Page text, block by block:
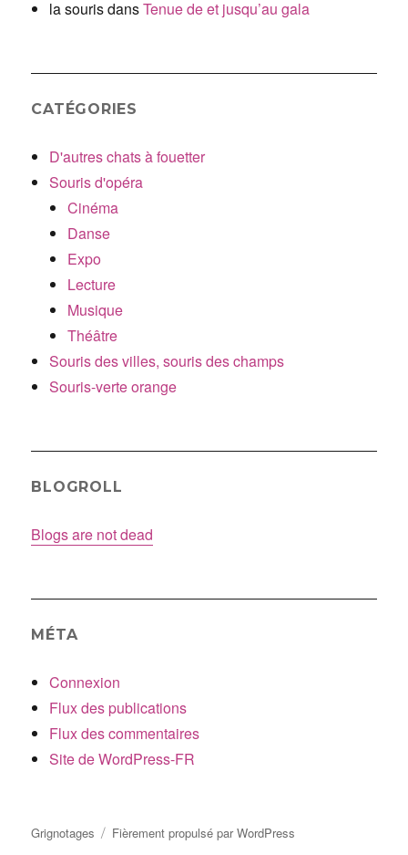
la sourisdansTenue de et jusqu’au gala
CATÉGORIES
D'autres chats à fouetter
Souris d'opéra
Cinéma
Danse
Expo
Lecture
Musique
Théâtre
Souris des villes, souris des champs
Souris-verte orange
BLOGROLL
Blogs are not dead
MÉTA
Connexion
Flux des publications
Flux des commentaires
Site de WordPress-FR
Grignotages Fièrement propulsé par WordPress